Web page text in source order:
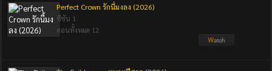
Perfect Crown รักนี้มงลง (2026)
ซีซัน 1
ตอนทั้งหมด 12